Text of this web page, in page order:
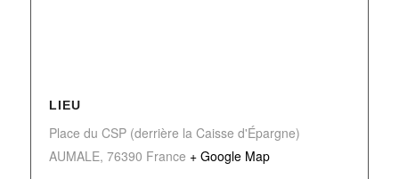
LIEU
Place du CSP (derrière la Caisse d'Épargne)
AUMALE, 76390 France + Google Map